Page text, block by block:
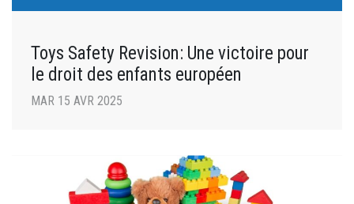
Toys Safety Revision: Une victoire pour
le droit des enfants européen
MAR 15 AVR 2025